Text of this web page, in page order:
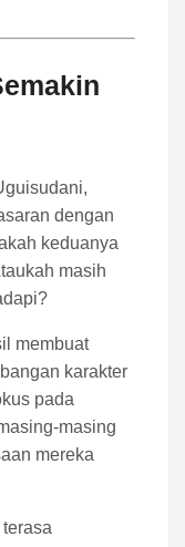
dengan
keduanya
masih
membuat
karakter
pada
masing
mereka